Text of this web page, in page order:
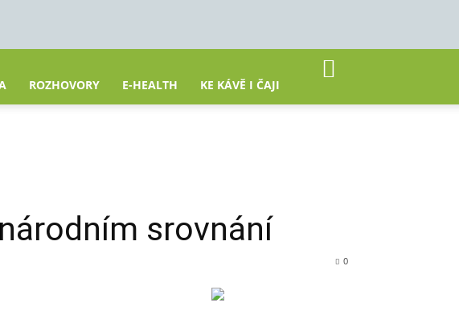
ROZHOVORY E-HEALTH KE KÁVĚ I ČAJI
srovnání
0